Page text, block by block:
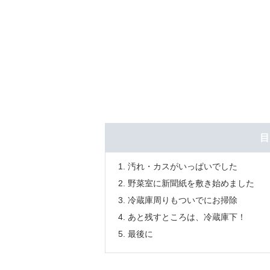
汚れ・カスがいっぱいでした
野菜室に新聞紙を敷き始めました
冷蔵庫周りもついでにお掃除
あと残すところは、冷蔵庫下！
最後に